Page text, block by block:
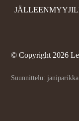
© Copyright 2026
Suunnittelu: